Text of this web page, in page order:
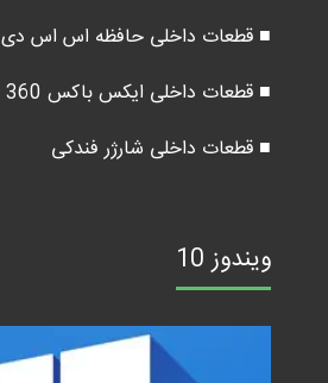
■ قطعات داخلی حافظه اس اس دی
■ قطعات داخلی ایکس باکس 360
■ قطعات داخلی شارژر فندکی
ویندوز 10